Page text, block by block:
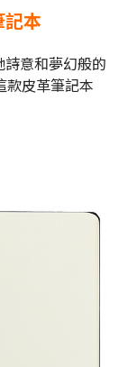
記本
詩意和夢幻般的
款皮革筆記本